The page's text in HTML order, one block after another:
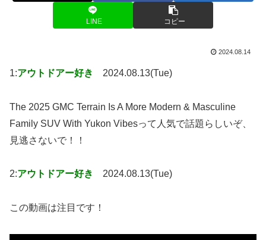
LINE コピー
2024.08.14
1:アウトドアー好き 2024.08.13(Tue)
The 2025 GMC Terrain Is A More Modern & Masculine
Family SUV With Yukon Vibesって人気で話題らしいぞ、
見逃さないで！！
2:アウトドアー好き 2024.08.13(Tue)
この動画は注目です！